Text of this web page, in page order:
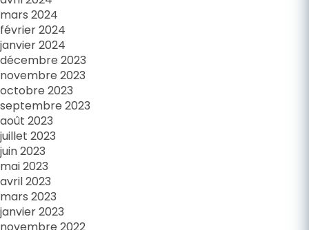
mars 2024
février 2024
janvier 2024
décembre 2023
novembre 2023
octobre 2023
septembre 2023
août 2023
juillet 2023
juin 2023
mai 2023
avril 2023
mars 2023
janvier 2023